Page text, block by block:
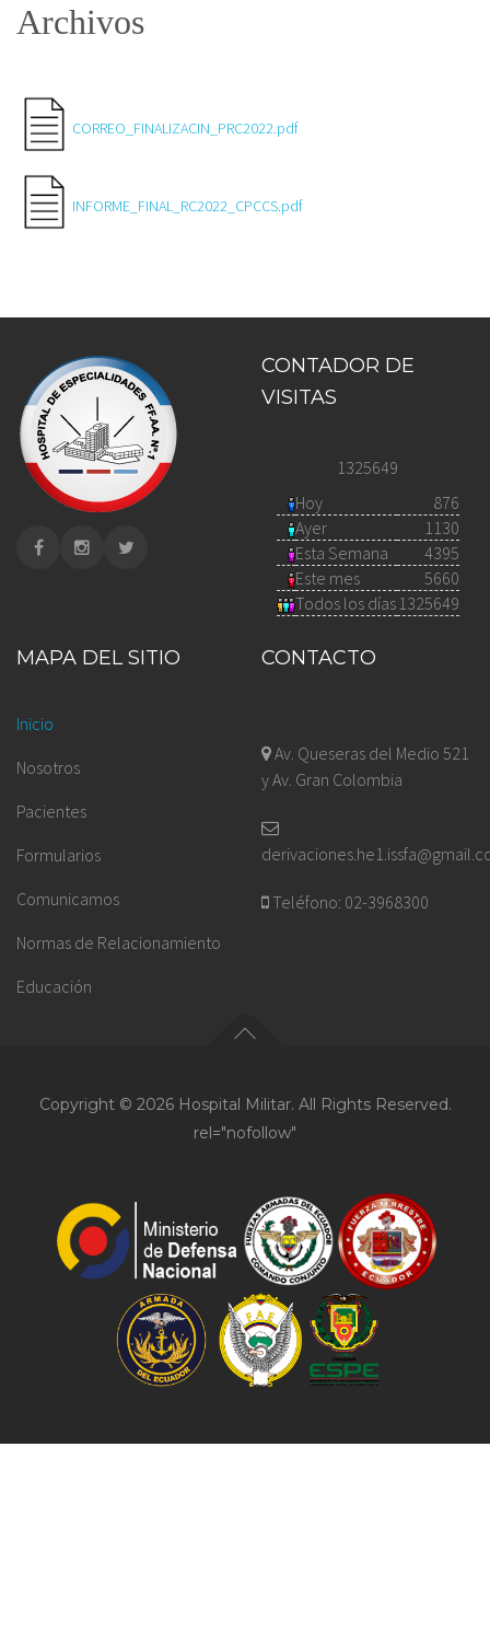
Archivos
CORREO_FINALIZACIN_PRC2022.pdf
INFORME_FINAL_RC2022_CPCCS.pdf
CONTADOR DE
VISITAS
1325649
Hoy
876
Ayer
1130
Esta Semana
4395
Este mes
5660
Todos los días 1325649
MAPA DEL SITIO
Inicio
Nosotros
Pacientes
Formularios
Comunicamos
Normas de Relacionamiento
Educación
CONTACTO
Av. Queseras del Medio 521
y Av. Gran Colombia
Teléfono: 02-3968300
Copyright © 2026 Hospital Militar. All Rights Reserved.
rel="nofollow"